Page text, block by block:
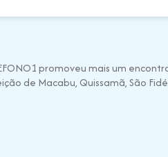
promoveu mais um
de Macabu, Quissamã, São